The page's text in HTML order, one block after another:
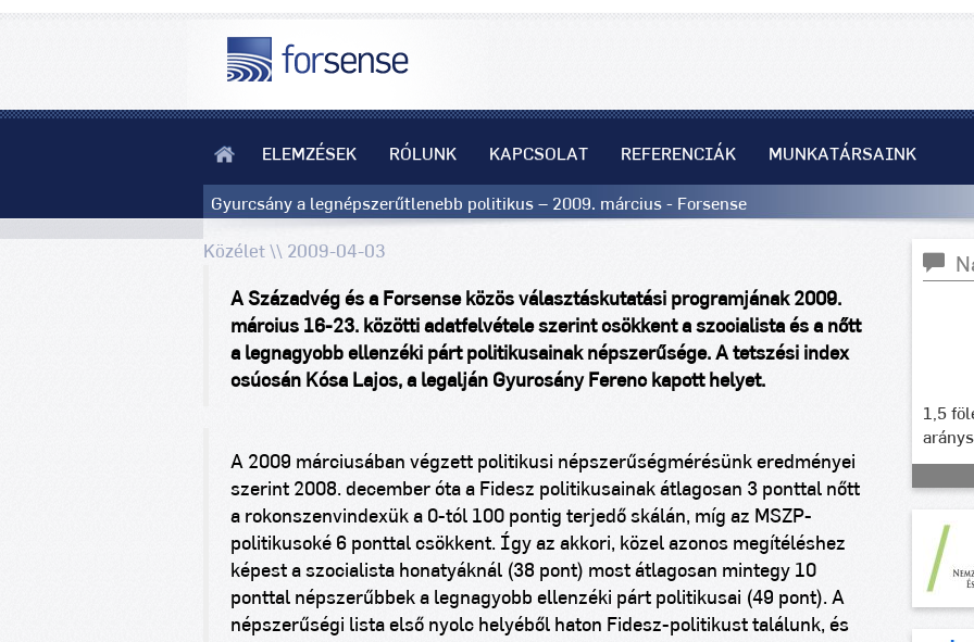
ELEMZÉSEK RÓLUNK KAPCSOLAT REFERENCIÁK MUNKATÁRSAINK
Gyurcsány a legnépszerűtlenebb politikus – 2009. március - Forsense
Közélet \\ 2009-04-03
A Századvég és a Forsense közös választáskutatási programjának 2009.
március 16-23. közötti adatfelvétele szerint csökkent a szocialista és a nőtt
a legnagyobb ellenzéki párt politikusainak népszerűsége. A tetszési index
csúcsán Kósa Lajos, a legalján Gyurcsány Ferenc kapott helyet.
A 2009 márciusában végzett politikusi népszerűségmérésünk eredményei
szerint 2008. december óta a Fidesz politikusainak átlagosan 3 ponttal nőtt
a rokonszenvindexük a 0-tól 100 pontig terjedő skálán, míg az MSZP-
politikusoké 6 ponttal csökkent. Így az akkori, közel azonos megítéléshez
képest a szocialista honatyáknál (38 pont) most átlagosan mintegy 10
ponttal népszerűbbek a legnagyobb ellenzéki párt politikusai (49 pont). A
népszerűségi lista első nyolc helyéből haton Fidesz-politikust találunk, és
1,5